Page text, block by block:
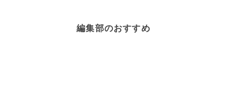
編集部のおすすめ